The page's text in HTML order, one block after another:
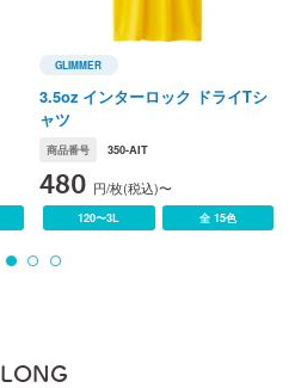
GLIMMER
GLIMMER(グリマー)
3.5oz インターロック ドライTシ
ャツ
商品番号 350-AIT
480 円/枚(税込)〜
120〜3L 全 15色
LONG